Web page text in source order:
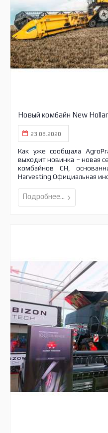
23.08.2020
Как уже сообщала
выходит новинка – новая
комбайнов CH,
Harvesting Официальная
Подробнее...